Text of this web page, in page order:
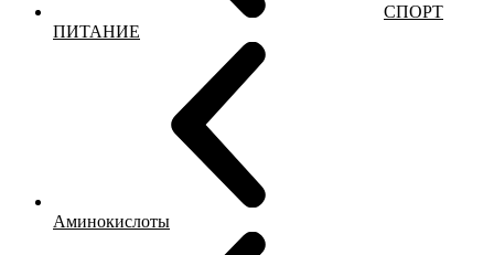
СПОРТ
ПИТАНИЕ
Аминокислоты